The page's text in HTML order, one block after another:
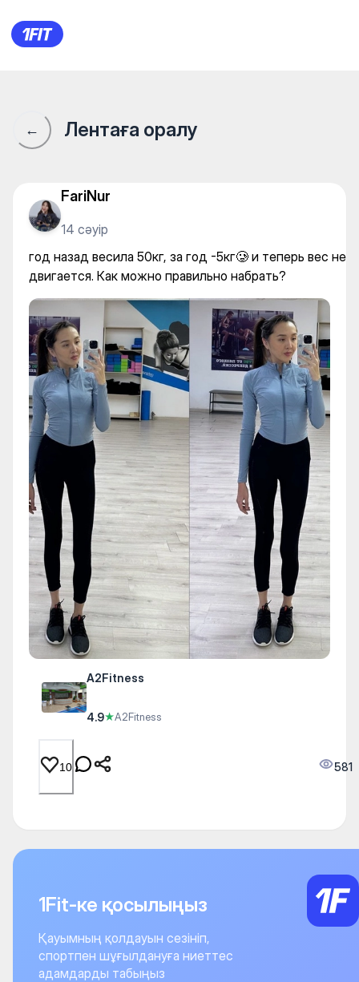
A2Fitness — Gym
← Лентаға оралу
FariNur
14 сәуір
год назад весила 50кг, за год -5кг🥲 и теперь вес не
двигается. Как можно правильно набрать?
A2Fitness
4.9★A2Fitness
10 581
1Fit-ке қосылыңыз
Қауымның қолдауын сезініп,
спортпен шұғылдануға ниеттес
адамдарды табыңыз